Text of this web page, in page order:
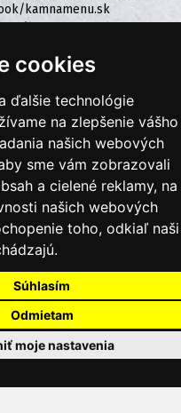
cookies
ďalšie technológie
na zlepšenie vášho
našich webových
sme vám zobrazovali
a cielené reklamy, na
našich webových
toho, odkiaľ naši
Súhlasím
Odmietam
moje nastavenia
kamnamenu.sk
NÁS
SA DO ZÁKAZNÍCKEJ ZÓNY
obchodné podmienky
údajov